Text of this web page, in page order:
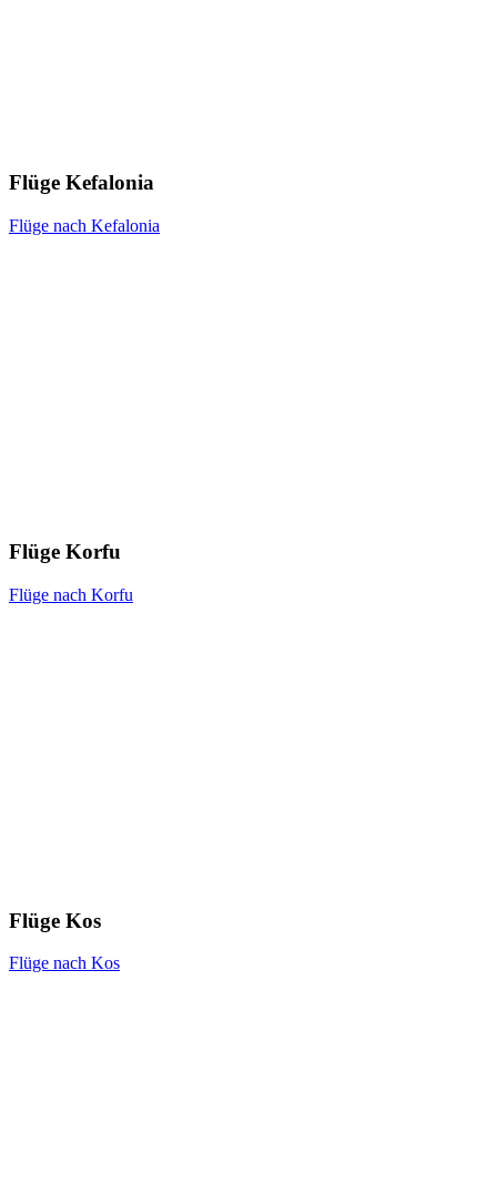
Flüge Kefalonia
Flüge nach Kefalonia
Flüge Korfu
Flüge nach Korfu
Flüge Kos
Flüge nach Kos